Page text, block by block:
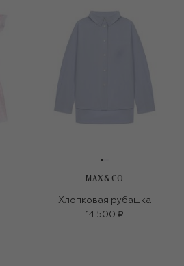
MAX&CO
Хлопковая рубашка
14 500 ₽